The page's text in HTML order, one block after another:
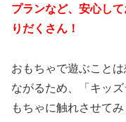
プランなど、安心し
りだくさん！
おもちゃで遊ぶこと
ながるため、「キッ
もちゃに触れさせてみ